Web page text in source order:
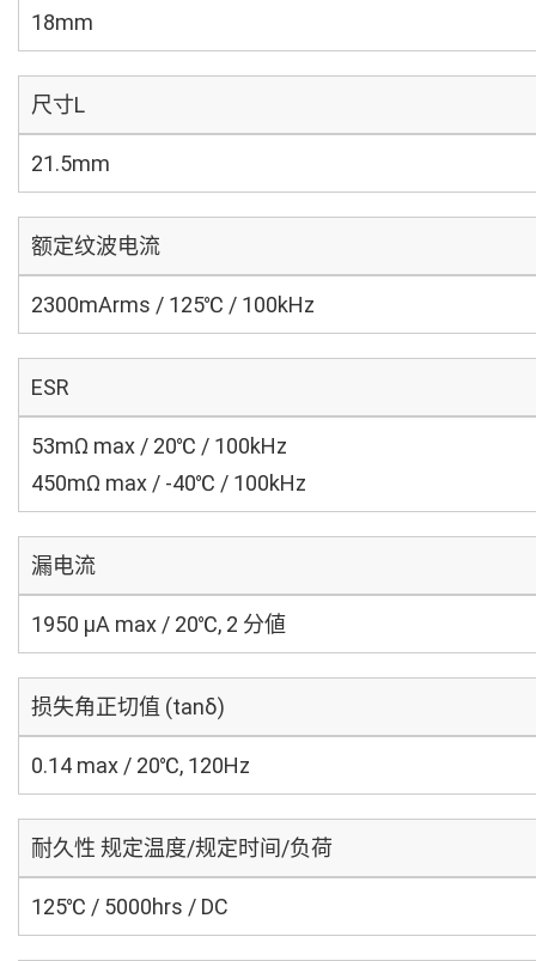
18mm
尺寸L
21.5mm
额定纹波电流
2300mArms / 125℃ / 100kHz
ESR
53mΩ max / 20℃ / 100kHz
450mΩ max / -40℃ / 100kHz
漏电流
1950 μA max / 20℃, 2 分値
损失角正切值 (tanδ)
0.14 max / 20℃, 120Hz
耐久性 规定温度/规定时间/负荷
125℃ / 5000hrs / DC